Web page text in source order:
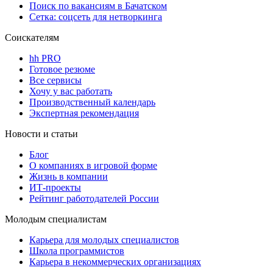
Поиск по вакансиям в Бачатском
Сетка: соцсеть для нетворкинга
Соискателям
hh PRO
Готовое резюме
Все сервисы
Хочу у вас работать
Производственный календарь
Экспертная рекомендация
Новости и статьи
Блог
О компаниях в игровой форме
Жизнь в компании
ИТ-проекты
Рейтинг работодателей России
Молодым специалистам
Карьера для молодых специалистов
Школа программистов
Карьера в некоммерческих организациях